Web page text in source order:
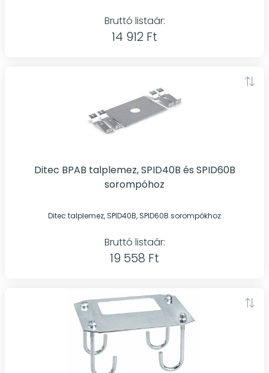
Bruttó listaár:
14 912 Ft
Ditec BPAB talplemez, SPID40B és SPID60B
sorompóhoz
Ditec talplemez, SPID40B, SPID60B sorompókhoz
Bruttó listaár:
19 558 Ft